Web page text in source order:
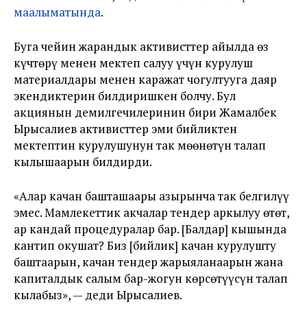
маалыматында.
Буга чейин жарандык активисттер айылда өз
күчтөрү менен мектеп салуу үчүн курулуш
материалдары менен каражат чогултууга даяр
экендиктерин билдиришкен болчу. Бул
акциянын демилгечилеринин бири Жамалбек
Ырысалиев активисттер эми бийликтен
мектептин курулушунун так мөөнөтүн талап
кылышаарын билдирди.
«Алар качан башташаары азырынча так белгилүү
эмес. Мамлекеттик акчалар тендер аркылуу өтөт,
ар кандай процедуралар бар. [Балдар] кышында
кантип окушат? Биз [бийлик] качан курулушту
баштаарын, качан тендер жарыяланаарын жана
капиталдык салым бар-жогун көрсөтүүсүн талап
кылабыз», — деди Ырысалиев.